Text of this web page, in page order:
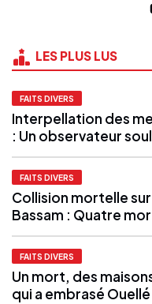
LES PLUS LUS
FAITS DIVERS
Interpellation des
: Un observateur
FAITS DIVERS
Collision mortelle
Bassam : Quatre
FAITS DIVERS
Un mort, des
qui a embrasé Ouellé